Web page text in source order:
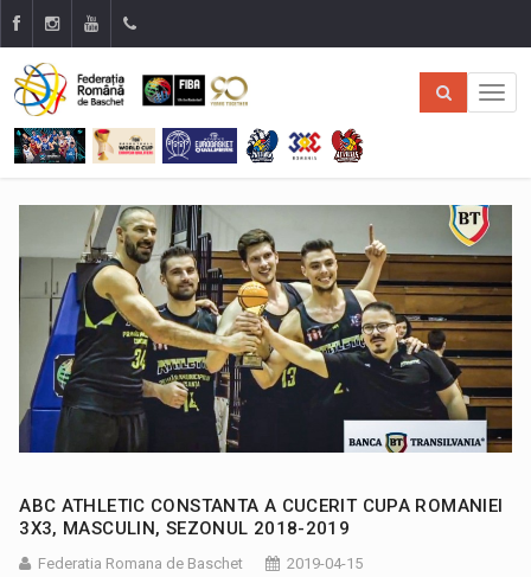
ABC ATHLETIC CONSTANTA A CUCERIT CUPA ROMANIEI
3X3, MASCULIN, SEZONUL 2018-2019
Federatia Romana de Baschet 2019-04-15